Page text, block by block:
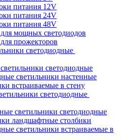
питания 12V
питания 24V
питания 48V
мощных светодиодов
прожекторов
светодиодные
светодиодные
светильники настенные
встраиваемые в стену
светодиодные
светильники светодиодные
ландшафтные столбики
светильники встраиваемые в